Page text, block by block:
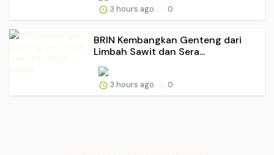
3 hours ago 0
BRIN Kembangkan Genteng dari
Limbah Sawit dan Sera...
3 hours ago 0